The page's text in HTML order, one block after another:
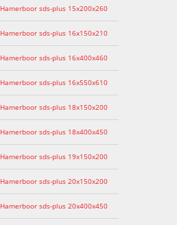
Hamerboor sds-plus 15x200x260
Hamerboor sds-plus 16x150x210
Hamerboor sds-plus 16x400x460
Hamerboor sds-plus 16x550x610
Hamerboor sds-plus 18x150x200
Hamerboor sds-plus 18x400x450
Hamerboor sds-plus 19x150x200
Hamerboor sds-plus 20x150x200
Hamerboor sds-plus 20x400x450